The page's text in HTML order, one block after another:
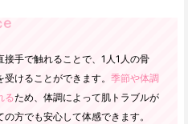
手で触れることで、1人1人の骨
けることができます。 季節や体調
るため、体調によって肌トラブルが
方でも安心して体感できます。